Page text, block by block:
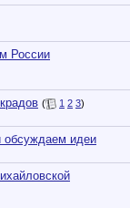
России
( 1 2 3)
обсуждаем идеи